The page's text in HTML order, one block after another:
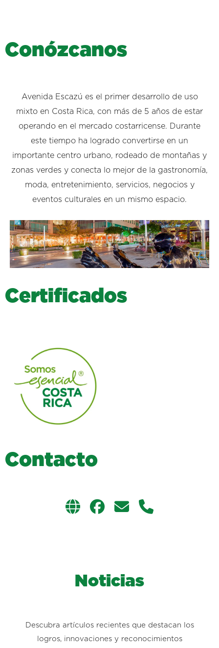
Conózcanos
Avenida Escazú es el primer desarrollo de uso
mixto en Costa Rica, con más de 5 años de estar
operando en el mercado costarricense. Durante
este tiempo ha logrado convertirse en un
importante centro urbano, rodeado de montañas y
zonas verdes y conecta lo mejor de la gastronomía,
moda, entretenimiento, servicios, negocios y
eventos culturales en un mismo espacio.
Certificad os
Contacto
Noticias
Descubra artículos recientes que destacan los
logros, innovaciones y reconocimientos